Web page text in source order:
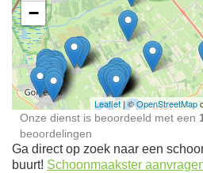
Ontdek meer
Schoonmaakster
jou in de buurt
−
Leaflet | ©OpenStreetMap
Onze dienst is beoordeeld met een
beoordelingen
Ga direct op zoek naar een
buurt! Schoonmaakster